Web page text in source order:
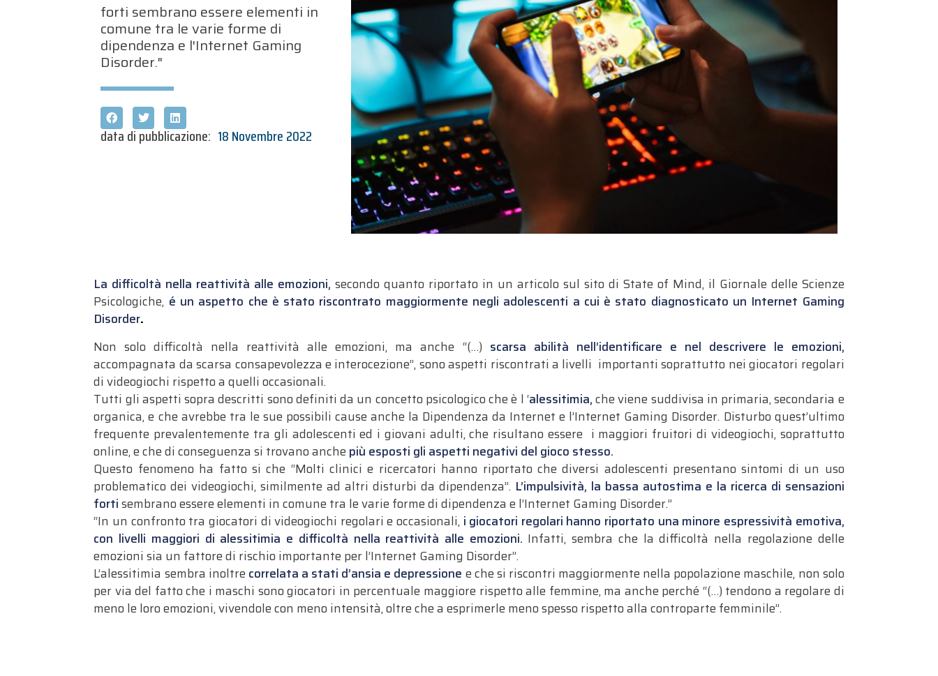
forti sembrano essere elementi in
comune tra le varie forme di
dipendenza e l'Internet Gaming
Disorder."
data di pubblicazione: 18 Novembre 2022
La difficoltà nella reattività alle emozioni,secondo quanto riportato in un articolo sul sito di State of Mind, il Giornale delle Scienze
Psicologiche, é un aspetto che è stato riscontrato maggiormente negli adolescenti a cui è stato diagnosticato un Internet Gaming
Disorder.
Non solo difficoltà nella reattività alle emozioni, ma anche “(…) scarsa abilità nell’identificare e nel descrivere le emozioni,
accompagnata da scarsa consapevolezza e interocezione”, sono aspetti riscontrati a livelli importanti soprattutto nei giocatori regolari
di videogiochi rispetto a quelli occasionali.
Tutti gli aspetti sopra descritti sono definiti da un concetto psicologico che è l ‘alessitimia,che viene suddivisa in primaria, secondaria e
organica, e che avrebbe tra le sue possibili cause anche la Dipendenza da Internet e l’Internet Gaming Disorder. Disturbo quest’ultimo
frequente prevalentemente tra gli adolescenti ed i giovani adulti, che risultano essere i maggiori fruitori di videogiochi, soprattutto
online, e che di conseguenza si trovano anche più esposti gli aspetti negativi del gioco stesso.
Questo fenomeno ha fatto si che “Molti clinici e ricercatori hanno riportato che diversi adolescenti presentano sintomi di un uso
problematico dei videogiochi, similmente ad altri disturbi da dipendenza”. L’impulsività, la bassa autostima e la ricerca di sensazioni
fortisembrano essere elementi in comune tra le varie forme di dipendenza e l’Internet Gaming Disorder.”
“In un confronto tra giocatori di videogiochi regolari e occasionali, i giocatori regolari hanno riportato una minore espressività emotiva,
con livelli maggiori di alessitimia e difficoltà nella reattività alle emozioni. Infatti, sembra che la difficoltà nella regolazione delle
emozioni sia un fattore di rischio importante per l’Internet Gaming Disorder”.
L’alessitimia sembra inoltre correlata a stati d’ansia e depressione e che si riscontri maggiormente nella popolazione maschile, non solo
per via del fatto che i maschi sono giocatori in percentuale maggiore rispetto alle femmine, ma anche perché “(…) tendono a regolare di
meno le loro emozioni, vivendole con meno intensità, oltre che a esprimerle meno spesso rispetto alla controparte femminile”.